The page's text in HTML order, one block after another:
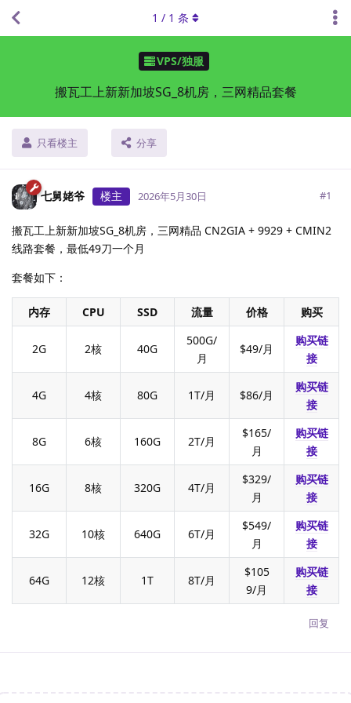
VPS/独服
搬瓦工上新新加坡SG_8机房，三网精品套餐
只看楼主 分享
1 / 1 条
七舅姥爷 楼主 2026年5月30日 #1
搬瓦工上新新加坡SG_8机房，三网精品 CN2GIA + 9929 + CMIN2
线路套餐，最低49刀一个月
套餐如下：
内存 CPU SSD 流量 价格 购买
2G 2核 40G
500G/
月
$49/月
购买链
接
4G 4核 80G 1T/月 $86/月
购买链
接
8G 6核 160G 2T/月
$165/
月
购买链
接
16G 8核 320G 4T/月
$329/
月
购买链
接
32G 10核 640G 6T/月
$549/
月
购买链
接
64G 12核 1T 8T/月
$105
9/月
购买链
接
回复